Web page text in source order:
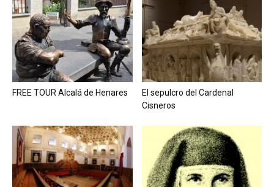
FREE TOUR Alcalá de Henares
El sepulcro del Cardenal
Cisneros